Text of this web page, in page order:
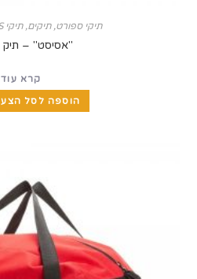
תיקים, תיקי SWISS ומזוודות
"אסיסט" – תיק ספורט
הוספה לסל הצעות מחיר